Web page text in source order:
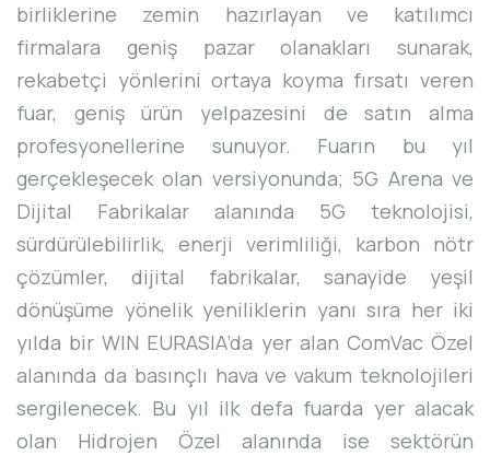
birliklerine zemin hazırlayan ve katılımcı
firmalara geniş pazar olanakları sunarak,
rekabetçi yönlerini ortaya koyma fırsatı veren
fuar, geniş ürün yelpazesini de satın alma
profesyonellerine sunuyor. Fuarın bu yıl
gerçekleşecek olan versiyonunda; 5G Arena ve
Dijital Fabrikalar alanında 5G teknolojisi,
sürdürülebilirlik, enerji verimliliği, karbon nötr
çözümler, dijital fabrikalar, sanayide yeşil
dönüşüme yönelik yeniliklerin yanı sıra her iki
yılda bir WIN EURASIA’da yer alan ComVac Özel
alanında da basınçlı hava ve vakum teknolojileri
sergilenecek. Bu yıl ilk defa fuarda yer alacak
olan Hidrojen Özel alanında ise sektörün